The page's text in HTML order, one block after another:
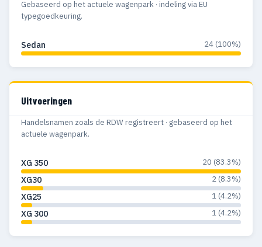
Gebaseerd op het actuele wagenpark · indeling via EU
typegoedkeuring.
Sedan 24 (100%)
Uitvoeringen
Handelsnamen zoals de RDW registreert · gebaseerd op het
actuele wagenpark.
XG 350 20 (83.3%)
XG30 2 (8.3%)
XG25 1 (4.2%)
XG 300 1 (4.2%)